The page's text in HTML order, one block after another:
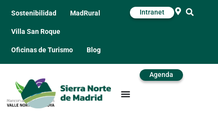
Sostenibilidad MadRural
Villa San Roque
Oficinas de Turismo Blog
Intranet
Agenda